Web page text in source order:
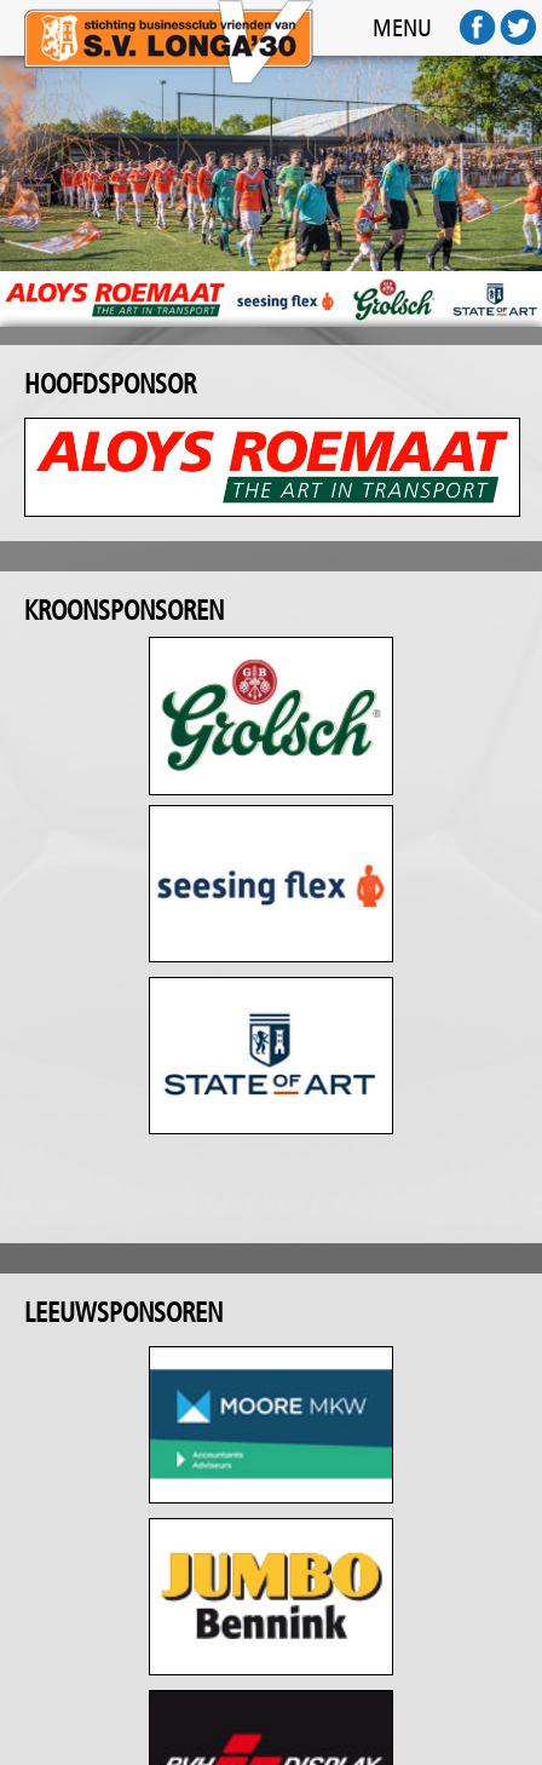
HOME
ACTIVITEITEN
SPONSOREN
FOTO'S
AFTERMOVIE
FC BUSINESS
CONTACT
MENU
HOOFDSPONSOR
KROONSPONSOREN
LEEUWSPONSOREN